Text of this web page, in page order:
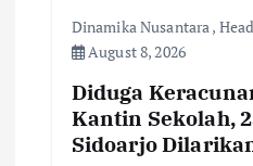
Dinamika Nusantara,
August 8, 2026
Diduga
Kantin Sekolah,
Sidoarjo